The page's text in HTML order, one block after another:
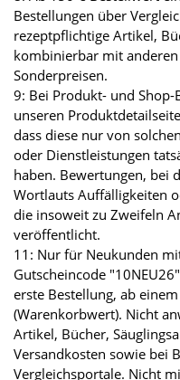
Bestellungen über
rezeptpflichtige Artikel,
kombinierbar mit
Sonderpreisen.
9: Bei Produkt- und
unseren
dass diese nur von
oder Dienstleistungen
haben. Bewertungen, bei
Wortlauts Auffälligkeiten
die insoweit zu Zweifeln
veröffentlicht.
11: Nur für Neukunden
Gutscheincode
erste Bestellung, ab
(Warenkorbwert). Nicht
Artikel, Bücher,
Versandkosten sowie bei
Vergleichsportale. Nicht